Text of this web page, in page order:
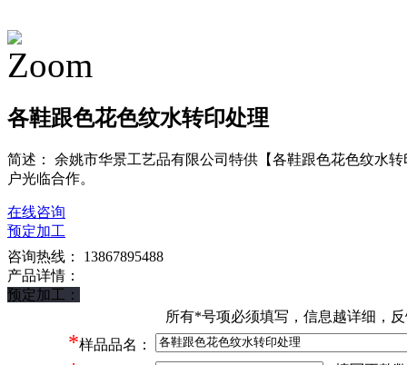
各鞋跟色花色纹水转印处理
简述： 余姚市华景工艺品有限公司特供【各鞋跟色花色纹水
户光临合作。
在线咨询
预定加工
咨询热线： 13867895488
产品详情：
预定加工：
所有*号项必须填写，信息越详细，
*样品品名：